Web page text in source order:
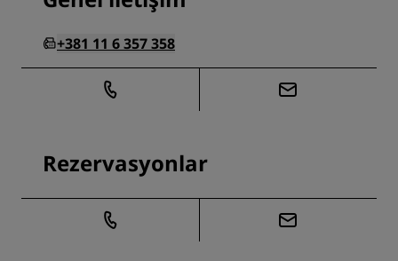
+381 11 6 357 358
Rezervasyonlar